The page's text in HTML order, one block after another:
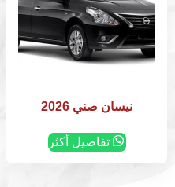
نيسان صني 2026
تفاصيل أكثر